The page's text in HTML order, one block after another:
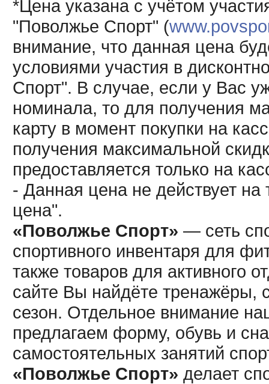
*Цена указана с учётом
"Поволжье Спорт" (
внимание, что данная цена
условиями участия в
Спорт". В случае, если у Вас
номинала, то для получения
карту в момент покупки на
получения максимальной
предоставляется только на
- Данная цена не действует
цена".
«Поволжье Спорт» — сеть
спортивного инвентаря для
также товаров для активного
сайте Вы найдёте тренажёры,
сезон. Отдельное внимание
предлагаем форму, обувь и
самостоятельных занятий
«Поволжье Спорт» делает